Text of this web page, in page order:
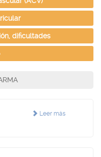
dificultades
Leer más